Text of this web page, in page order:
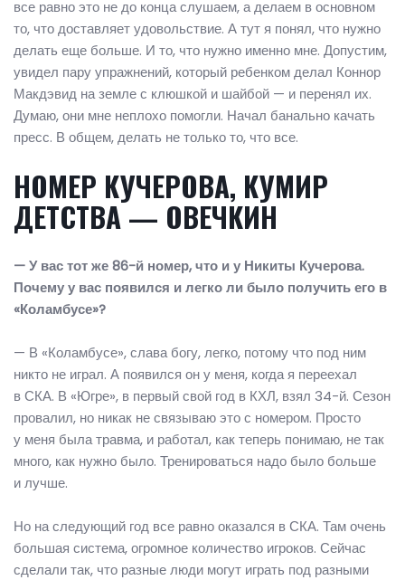
все равно это не до конца слушаем, а делаем в основном
то, что доставляет удовольствие. А тут я понял, что нужно
делать еще больше. И то, что нужно именно мне. Допустим,
увидел пару упражнений, который ребенком делал Коннор
Макдэвид на земле с клюшкой и шайбой — и перенял их.
Думаю, они мне неплохо помогли. Начал банально качать
пресс. В общем, делать не только то, что все.
НОМЕР КУЧЕРОВА, КУМИР
ДЕТСТВА — ОВЕЧКИН
— У вас тот же 86-й номер, что и у Никиты Кучерова.
Почему у вас появился и легко ли было получить его в
«Коламбусе»?
— В «Коламбусе», слава богу, легко, потому что под ним
никто не играл. А появился он у меня, когда я переехал
в СКА. В «Югре», в первый свой год в КХЛ, взял 34-й. Сезон
провалил, но никак не связываю это с номером. Просто
у меня была травма, и работал, как теперь понимаю, не так
много, как нужно было. Тренироваться надо было больше
и лучше.
Но на следующий год все равно оказался в СКА. Там очень
большая система, огромное количество игроков. Сейчас
сделали так, что разные люди могут играть под разными